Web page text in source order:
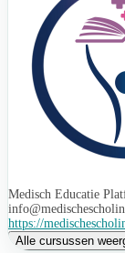
Medisch Educatie
https://
Alle cursussen